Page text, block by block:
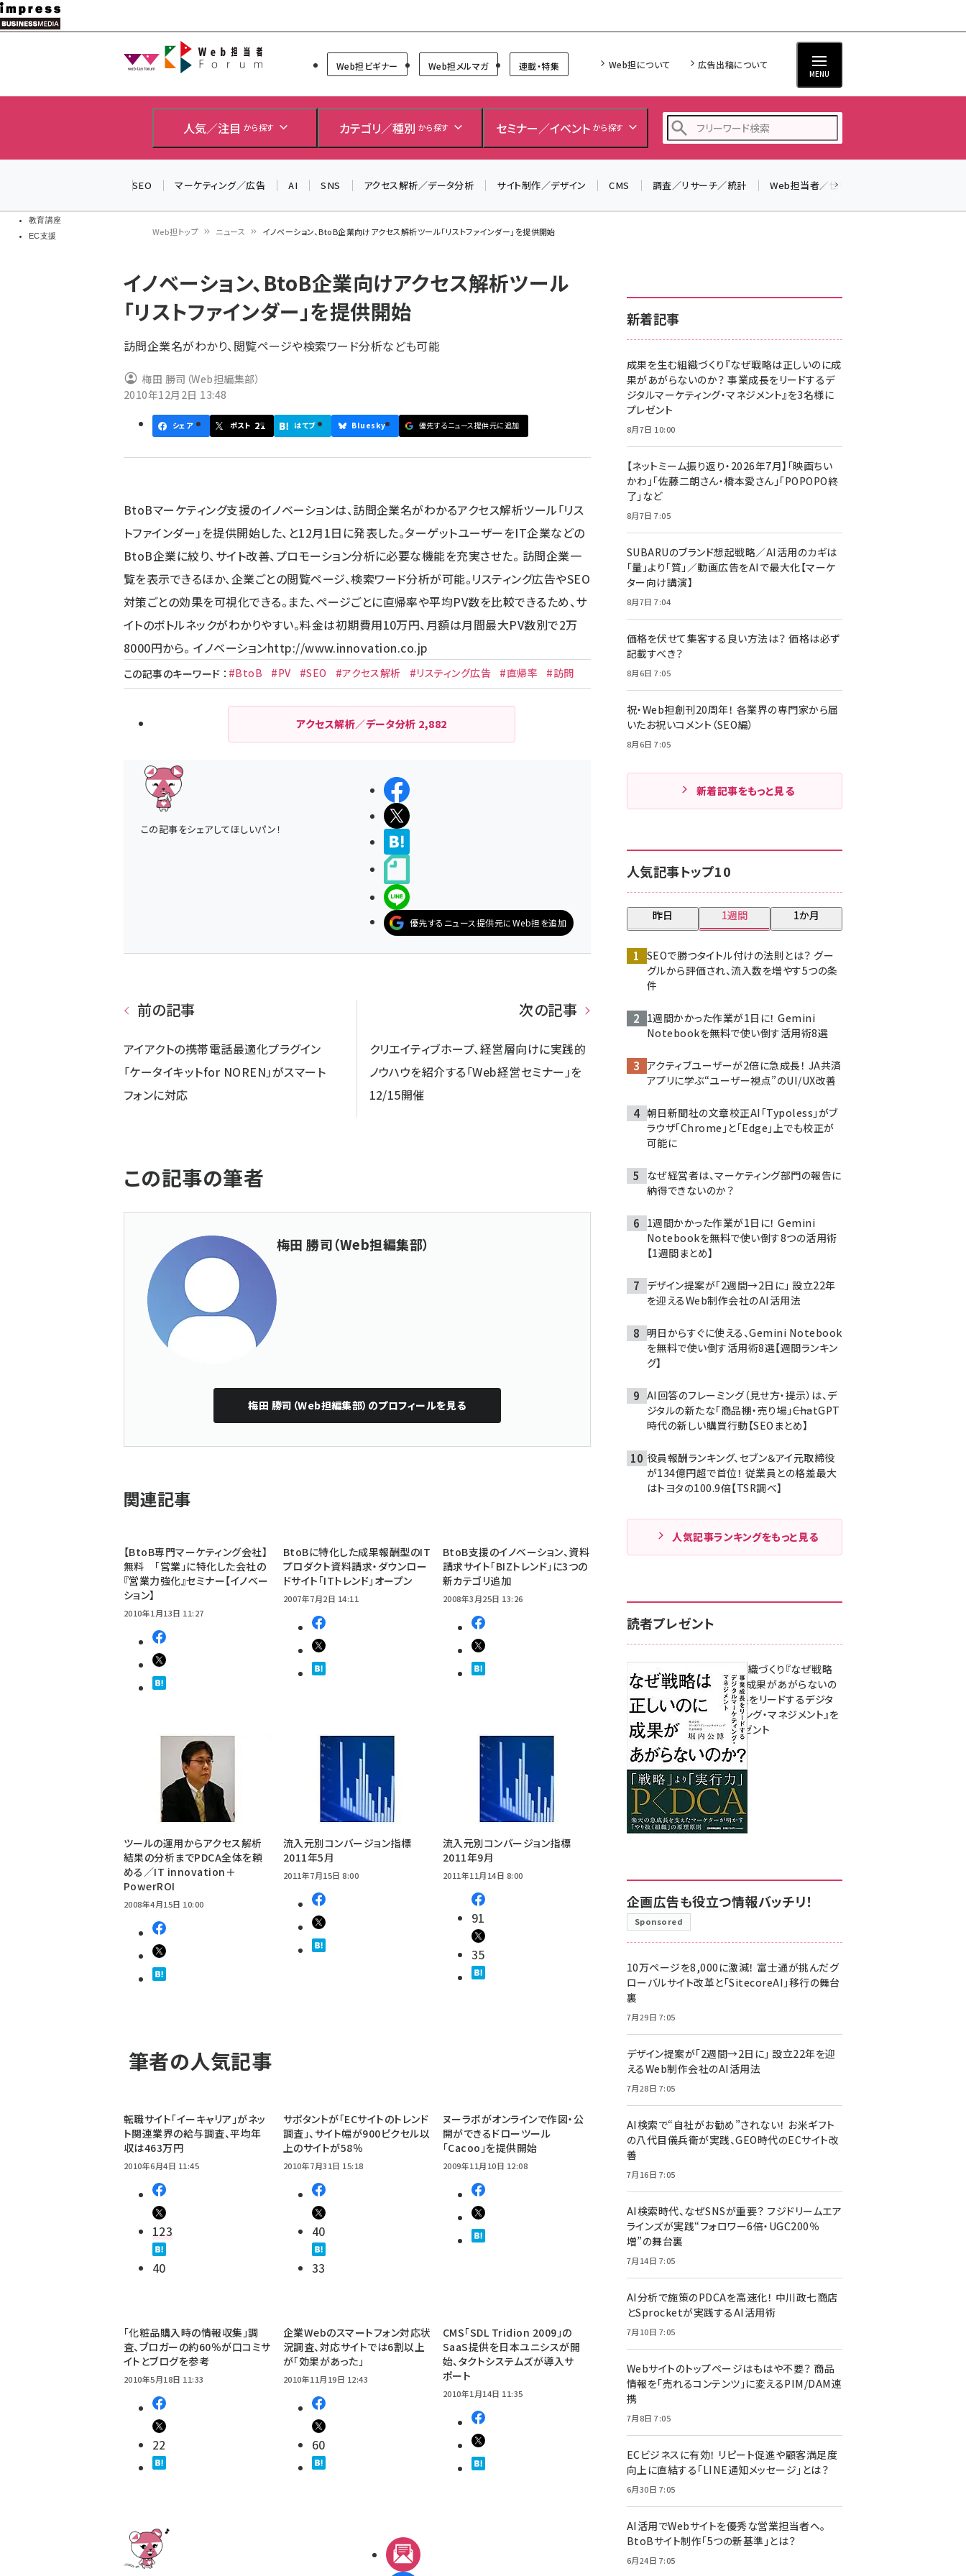
メ
イ
教育講座
EC支援
Web担当者Forum
Web担ビギナー Web担メルマガ 連載・特集 Web担について 広告出稿について
MENU
人気／注目 から探す カテゴリ／種別 から探す セミナー／イベント から探す
z世代 (1623)
meo (1277)
llmo (1166)
SEO マーケティング／広告 AI SNS アクセス解析／データ分析 サイト制作／デザイン CMS 調査／リサーチ／統計 Web担当者／仕事
ン
く
ず
Web担トップ ニュース イノベーション、BtoB企業向けアクセス解析ツール「リストファインダー」を提供開始
イノベーション、BtoB企業向けアクセス解析ツール
「リストファインダー」を提供開始
訪問企業名がわかり、閲覧ページや検索ワード分析なども可能
梅田 勝司（Web担編集部）
2010年12月2日 13:48
シェア ポスト 21 はてブ Bluesky 優先するニュース提供元に追加
BtoBマーケティング支援のイノベーションは、訪問企業名がわかるアクセス解析ツール「リス
トファインダー」を提供開始した、と12月1日に発表した。ターゲットユーザーをIT企業などの
BtoB企業に絞り、サイト改善、プロモーション分析に必要な機能を充実させた。 訪問企業一
覧を表示できるほか、企業ごとの閲覧ページ、検索ワード分析が可能。リスティング広告やSEO
対策ごとの効果を可視化できる。また、ページごとに直帰率や平均PV数を比較できるため、サ
イトのボトルネックがわかりやすい。料金は初期費用10万円、月額は月間最大PV数別で2万
8000円から。 イノベーションhttp://www.innovation.co.jp
この記事のキーワード ： #BtoB #PV #SEO #アクセス解析 #リスティング広告 #直帰率 #訪問
アクセス解析／データ分析 2,882
この記事をシェアしてほしいパン！
シェアする
ポストする
LINEで送る
優先するニュース提供元にWeb担を追加
前の記事
アイアクトの携帯電話最適化プラグイン
「ケータイキットfor NOREN」がスマート
フォンに対応
次の記事
クリエイティブホープ、経営層向けに実践的
ノウハウを紹介する「Web経営セミナー」を
12/15開催
この記事の筆者
梅田 勝司（Web担編集部）
梅田 勝司（Web担編集部） のプロフィールを見る
関連記事
【BtoB専門マーケティング会社】
無料 「営業」に特化した会社の
『営業力強化』セミナー【イノベー
ション】
2010年1月13日 11:27
BtoBに特化した成果報酬型のIT
プロダクト資料請求・ダウンロー
ドサイト「ITトレンド」オープン
2007年7月2日 14:11
BtoB支援のイノベーション、資料
請求サイト「BIZトレンド」に3つの
新カテゴリ追加
2008年3月25日 13:26
ツールの運用からアクセス解析
結果の分析までPDCA全体を頼
める／IT innovation＋
PowerROI
2008年4月15日 10:00
流入元別コンバージョン指標
2011年5月
2011年7月15日 8:00
流入元別コンバージョン指標
2011年9月
2011年11月14日 8:00
91
35
筆者の人気記事
転職サイト「イーキャリア」がネッ
ト関連業界の給与調査、平均年
収は463万円
2010年6月4日 11:45
123
40
サポタントが「ECサイトのトレンド
調査」、サイト幅が900ピクセル以
上のサイトが58％
2010年7月31日 15:18
40
33
ヌーラボがオンラインで作図・公
開ができるドローツール
「Cacoo」を提供開始
2009年11月10日 12:08
「化粧品購入時の情報収集」調
査、ブロガーの約60％が口コミサ
イトとブログを参考
2010年5月18日 11:33
22
企業Webのスマートフォン対応状
況調査、対応サイトでは6割以上
が「効果があった」
2010年11月19日 12:43
60
CMS「SDL Tridion 2009」の
SaaS提供を日本ユニシスが開
始、タクトシステムズが導入サ
ポート
2010年1月14日 11:35
新着記事
成果を生む組織づくり『なぜ戦略は正しいのに成
果があがらないのか？ 事業成長をリードするデ
ジタルマーケティング・マネジメント』を3名様に
プレゼント
8月7日 10:00
【ネットミーム振り返り・2026年7月】「映画ちい
かわ」「佐藤二朗さん・橋本愛さん」「POPOPO終
了」など
8月7日 7:05
SUBARUのブランド想起戦略／AI活用のカギは
「量」より「質」／動画広告をAIで最大化【マーケ
ター向け講演】
8月7日 7:04
価格を伏せて集客する良い方法は？ 価格は必ず
記載すべき？
8月6日 7:05
祝・Web担創刊20周年！ 各業界の専門家から届
いたお祝いコメント（SEO編）
8月6日 7:05
新着記事をもっと見る
人気記事トップ10
昨日 1週間 1か月
SEOで勝つタイトル付けの法則とは？ グー
グルから評価され、流入数を増やす5つの条
件
1週間かかった作業が1日に！ Gemini
Notebookを無料で使い倒す活用術8選
アクティブユーザーが2倍に急成長！ JA共済
アプリに学ぶ“ユーザー視点”のUI/UX改善
朝日新聞社の文章校正AI「Typoless」がブ
ラウザ「Chrome」と「Edge」上でも校正が
可能に
なぜ経営者は、マーケティング部門の報告に
納得できないのか？
1週間かかった作業が1日に！ Gemini
Notebookを無料で使い倒す8つの活用術
【1週間まとめ】
デザイン提案が「2週間→2日に」 設立22年
を迎えるWeb制作会社のAI活用法
明日からすぐに使える、Gemini Notebook
を無料で使い倒す活用術8選【週間ランキン
グ】
AI回答のフレーミング（見せ方・提示）は、デ
ジタルの新たな「商品棚・売り場」――ChatGPT
時代の新しい購買行動【SEOまとめ】
役員報酬ランキング、セブン＆アイ元取締役
が134億円超で首位！ 従業員との格差最大
はトヨタの100.9倍【TSR調べ】
人気記事ランキングをもっと見る
読者プレゼント
成果を生む組織づくり『なぜ戦略
は正しいのに成果があがらないの
か？ 事業成長をリードするデジタ
ルマーケティング・マネジメント』を
3名様にプレゼント
8月7日 10:00
企画広告も役立つ情報バッチリ！
Sponsored
10万ページを8,000に激減！ 富士通が挑んだグ
ローバルサイト改革と「SitecoreAI」移行の舞台
裏
7月29日 7:05
デザイン提案が「2週間→2日に」 設立22年を迎
えるWeb制作会社のAI活用法
7月28日 7:05
AI検索で“自社がお勧め”されない！ お米ギフト
の八代目儀兵衛が実践、GEO時代のECサイト改
善
7月16日 7:05
AI検索時代、なぜSNSが重要？ フジドリームエア
ラインズが実践“フォロワー6倍・UGC200％
増”の舞台裏
7月14日 7:05
AI分析で施策のPDCAを高速化！ 中川政七商店
とSprocketが実践するAI活用術
7月10日 7:05
Webサイトのトップページはもはや不要？ 商品
情報を「売れるコンテンツ」に変えるPIM/DAM連
携
7月8日 7:05
ECビジネスに有効！ リピート促進や顧客満足度
向上に直結する「LINE通知メッセージ」とは？
6月30日 7:05
AI活用でWebサイトを優秀な営業担当者へ。
BtoBサイト制作「5つの新基準」とは？
6月24日 7:05
＼ 8月27日開催、申し込み受付中！ ／
生成AIをマーケティング等に活用するための考え方を学べ
るセミナーイベント「生成AI × マーケティング フォーラム
2026」開催！
▼申し込みはこちらから▼